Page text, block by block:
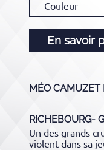
Couleur
En savoir
MÉO CAMUZET
RICHEBOURG-
Un des grands
violent dans sa